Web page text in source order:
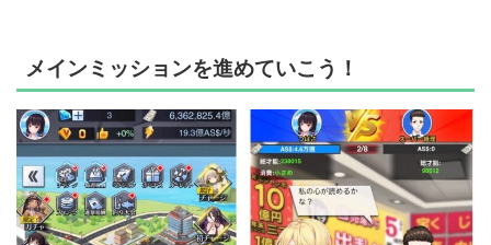
メインミッションを進めていこう！